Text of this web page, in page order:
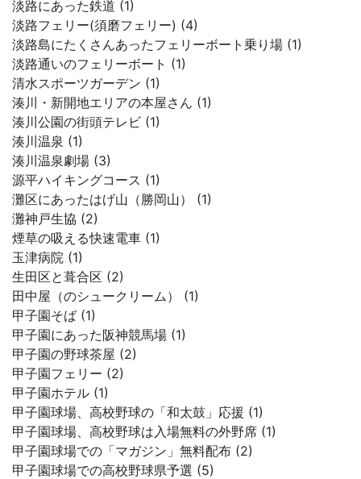
淡路にあった鉄道 (1)
淡路フェリー(須磨フェリー) (4)
淡路島にたくさんあったフェリーボート乗り場 (1)
淡路通いのフェリーボート (1)
清水スポーツガーデン (1)
湊川・新開地エリアの本屋さん (1)
湊川公園の街頭テレビ (1)
湊川温泉 (1)
湊川温泉劇場 (3)
源平ハイキングコース (1)
灘区にあったはげ山（勝岡山） (1)
灘神戸生協 (2)
煙草の吸える快速電車 (1)
玉津病院 (1)
生田区と葺合区 (2)
田中屋（のシュークリーム） (1)
甲子園そば (1)
甲子園にあった阪神競馬場 (1)
甲子園の野球茶屋 (2)
甲子園フェリー (2)
甲子園ホテル (1)
甲子園球場、高校野球の「和太鼓」応援 (1)
甲子園球場、高校野球は入場無料の外野席 (1)
甲子園球場での「マガジン」無料配布 (2)
甲子園球場での高校野球県予選 (5)